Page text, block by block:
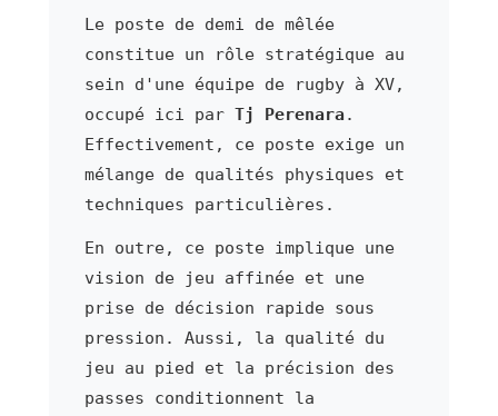
Le poste de demi de mêlée
constitue un rôle stratégique au
sein d'une équipe de rugby à XV,
occupé ici par Tj Perenara .
Effectivement, ce poste exige un
mélange de qualités physiques et
techniques particulières.
En outre, ce poste implique une
vision de jeu affinée et une
prise de décision rapide sous
pression. Aussi, la qualité du
jeu au pied et la précision des
passes conditionnent la